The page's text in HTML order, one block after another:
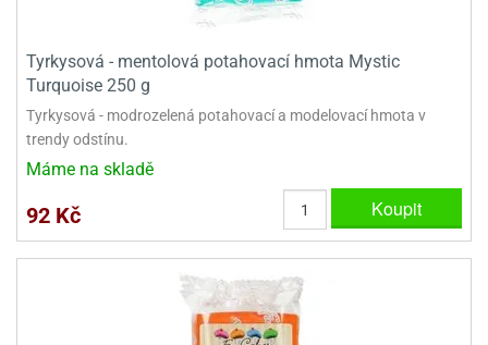
Tyrkysová - mentolová potahovací hmota Mystic
Turquoise 250 g
Tyrkysová - modrozelená potahovací a modelovací hmota v
trendy odstínu.
Máme na skladě
92 Kč Koupit